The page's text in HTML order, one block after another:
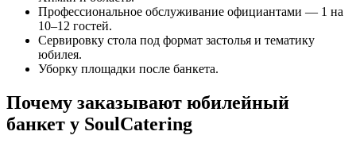
Профессиональное обслуживание официантами — 1 на
10–12 гостей.
Сервировку стола под формат застолья и тематику
юбилея.
Уборку площадки после банкета.
Почему заказывают юбилейный
банкет у SoulCatering